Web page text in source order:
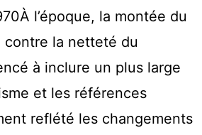
l’époque, la montée du
contre la netteté du
à inclure un plus large
et les références
reflété les changements